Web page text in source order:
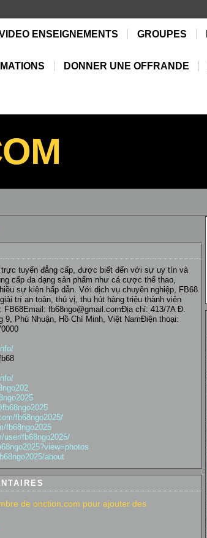
ENSEIGNEMENTS GROUPES
DONNER UNE OFFRANDE
trực tuyến đẳng cấp, được biết đến với sự uy tín và
cấp đa dạng sản phẩm như cá cược thể thao,
sự kiện hấp dẫn. Với dịch vụ chuyên nghiệp, FB68
trí an toàn, thú vị, thu hút hàng triệu thành viên
FB68Email: fb68ngo@gmail.comĐịa chỉ: 413/7A Đ.
9, Phú Nhuận, Hồ Chí Minh, Việt NamĐiện thoại:
fb68ngo2025/
fb68ngo2025
user/fb68ngo2025/
about
de onction.com pour ajouter des